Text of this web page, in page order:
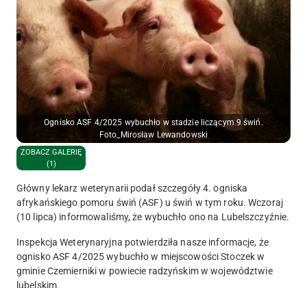
Ognisko ASF 4/2025 wybuchło w stadzie liczącym 9 świń.
Foto_Mirosław Lewandowski
ZOBACZ GALERIĘ
(1)
Główny lekarz weterynarii podał szczegóły 4. ogniska
afrykańskiego pomoru świń (ASF) u świń w tym roku. Wczoraj
(10 lipca) informowaliśmy, że wybuchło ono na Lubelszczyźnie.
Inspekcja Weterynaryjna potwierdziła nasze informacje, że
ognisko ASF 4/2025 wybuchło w miejscowościStoczekw
gminieCzemiernikiw powiecie radzyńskimw województwie
lubelskim.